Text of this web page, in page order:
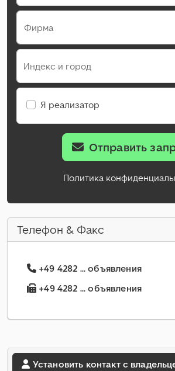
Фирма
Индекс и город
Я реализатор
Отправить
Политика
Телефон & Факс
+49 4282 ... объявления
+49 4282 ... объявления
Установить контакт с